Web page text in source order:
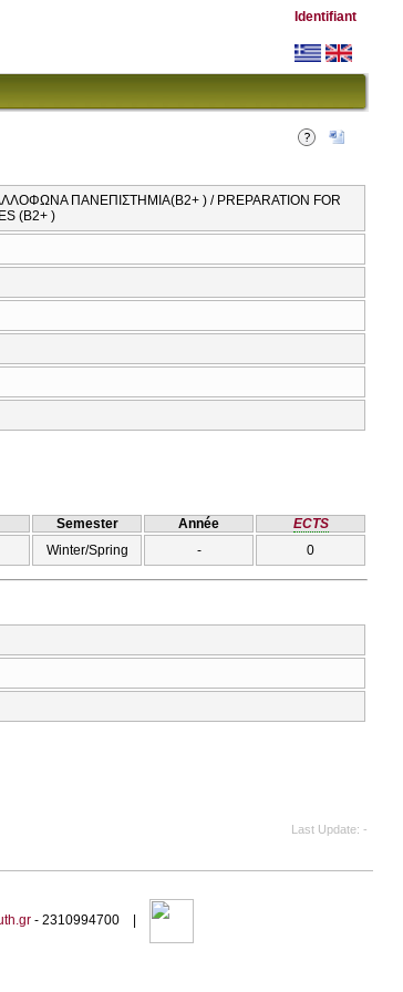
Identifiant
ΠΑΝΕΠΙΣΤΗΜΙΑ(Β2+ ) / PREPARATION FOR
(B2+ )
Semester Année
ECTS
Winter/Spring - 0
Last Update -
- 2310994700 |